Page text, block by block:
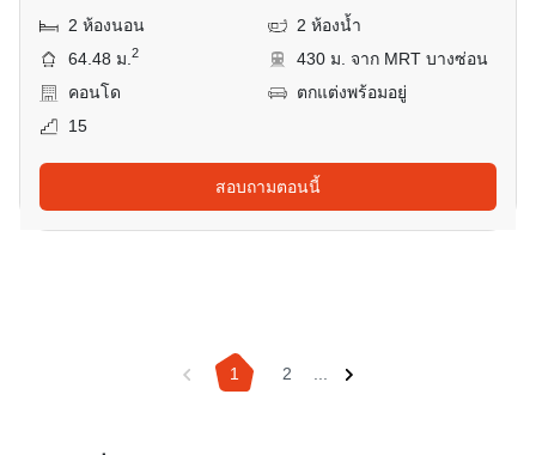
2 ห้องนอน
2 ห้องน้ำ
64.48 ม.2
430 ม. จาก MRT บางซ่อน
คอนโด
ตกแต่งพร้อมอยู่
15
สอบถามตอนนี้
1 2 ...